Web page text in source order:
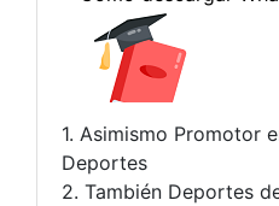
1. Asimismo Promotor
Deportes
2. También Deportes